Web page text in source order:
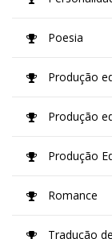
Poesia
Produção
Produção
Produção
Romance
Tradução